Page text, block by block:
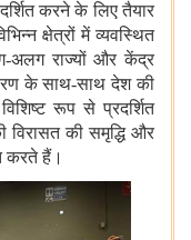
करने के लिए तैयार
क्षेत्रों में व्यवस्थित
अलग राज्यों और केंद्र
के साथ-साथ देश की
रूप से प्रदर्शित
की समृद्धि और
करते हैं।